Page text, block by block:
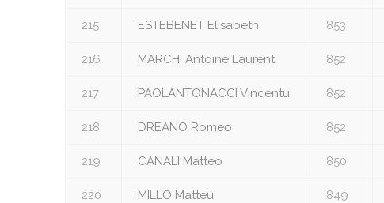
215 ESTEBENET Elisabeth 853
216 MARCHI Antoine Laurent 852
217 PAOLANTONACCI Vincentu 852
218 DREANO Romeo 852
219 CANALI Matteo 850
220 MILLO Matteu 849